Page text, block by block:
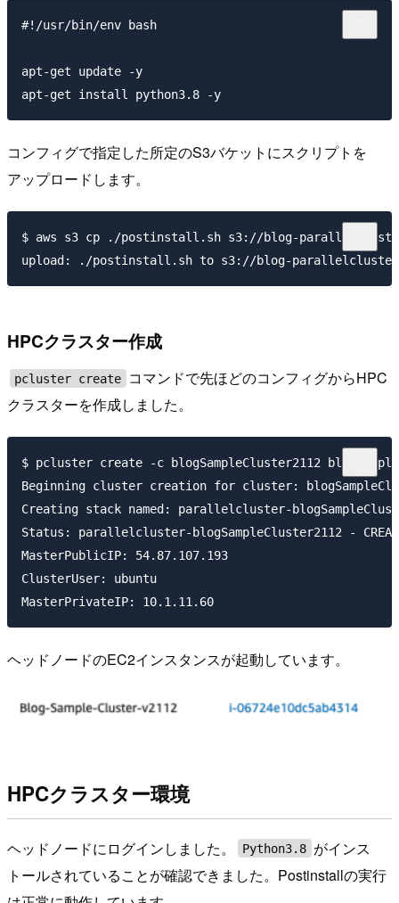
#!/usr/bin/env bash
apt-get update -y
コンフィグで指定した所定のS3バケットにスクリプトを
アップロードします。
$ aws s3 cp ./postinstall.sh s3://blog-
HPCクラスター作成
pcluster create
コマンドで先ほどのコンフィグからHPC
クラスターを作成しました。
$ pcluster create -c blogSampleCluster2112
Beginning cluster creation for cluster:
Creating stack named: parallelcluster-
Status: parallelcluster-blogSampleCluster2112 -
MasterPublicIP: 54.87.107.193
ClusterUser: ubuntu
ヘッドノードのEC2インスタンスが起動しています。
HPCクラスター環境
ヘッドノードにログインしました。 Python3.8 がインス
トールされていることが確認できました。Postinstallの実行